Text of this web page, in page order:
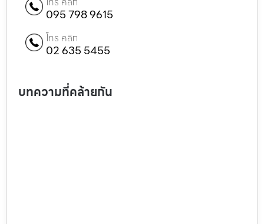
095 798 9615
โทร คลิก
02 635 5455
บทความที่คล้ายกัน